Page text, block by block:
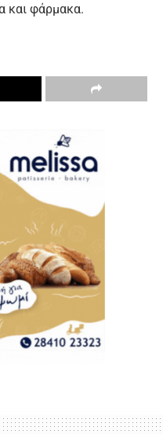
και φάρμακα.